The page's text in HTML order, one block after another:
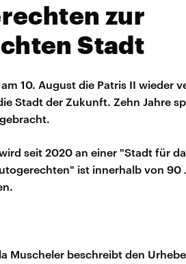
zur
Stadt
10. August die Patris II wieder
Stadt der Zukunft. Zehn Jahre
seit 2020 an einer "Stadt für
ist innerhalb von 90
Muscheler beschreibt den